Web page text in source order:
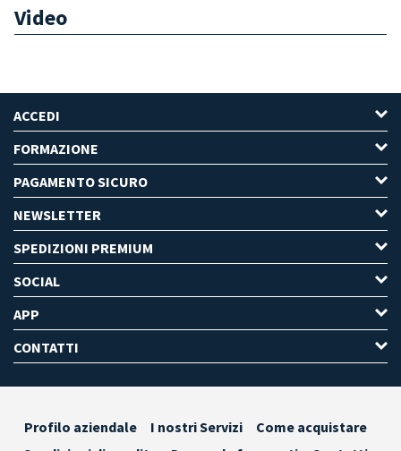
Video
ACCEDI
FORMAZIONE
PAGAMENTO SICURO
NEWSLETTER
SPEDIZIONI PREMIUM
SOCIAL
APP
CONTATTI
Profilo aziendale I nostri Servizi
Come acquistare